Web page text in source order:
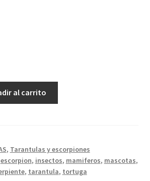
al carrito
, Tarantulas y escorpiones
escorpion, insectos, mamiferos, mascotas,
, tarantula, tortuga